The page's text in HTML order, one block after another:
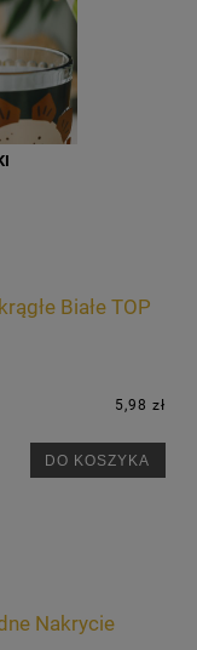
Białe TOP
5,98 zł
DO KOSZYKA
Nakrycie